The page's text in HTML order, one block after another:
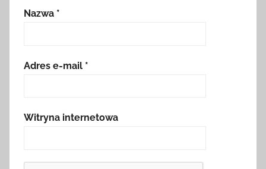
Nazwa *
Adres e-mail *
Witryna internetowa